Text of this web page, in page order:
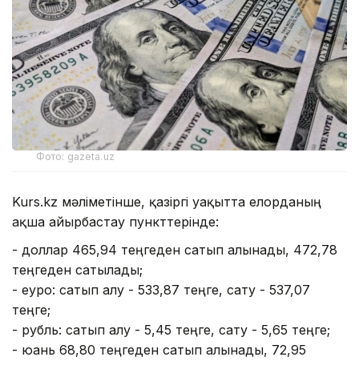
Фото: gazeta.uz
Kurs.kz мәліметінше, қазіргі уақытта елорданың
ақша айырбастау пункттерінде:
- доллар 465,94 теңгеден сатып алынады, 472,78
теңгеден сатылады;
- еуро: сатып алу - 533,87 теңге, сату - 537,07
теңге;
- рубль: сатып алу - 5,45 теңге, сату - 5,65 теңге;
- юань 68,80 теңгеден сатып алынады, 72,95